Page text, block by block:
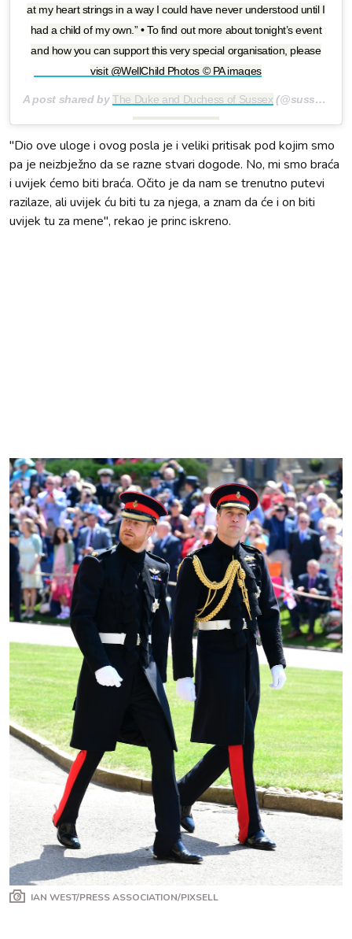
at my heart strings in a way I could have never understood until I
had a child of my own.” • To find out more about tonight’s event
and how you can support this very special organisation, please
visit @WellChild Photos ©️ PA images
A post shared byThe Duke and Duchess of Sussex (@sussexroyal) on
"Dio ove uloge i ovog posla je i veliki pritisak pod kojim smo
pa je neizbježno da se razne stvari dogode. No, mi smo braća
i uvijek ćemo biti braća. Očito je da nam se trenutno putevi
razilaze, ali uvijek ću biti tu za njega, a znam da će i on biti
uvijek tu za mene", rekao je princ iskreno.
IAN WEST/PRESS ASSOCIATION/PIXSELL